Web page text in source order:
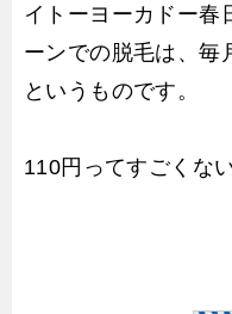
イトーヨーカドー春
ーンでの脱毛は、毎
というものです。
110円ってすごくな